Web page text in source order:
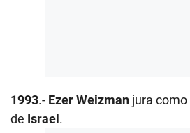
1993.- Ezer Weizman jura
de Israel.